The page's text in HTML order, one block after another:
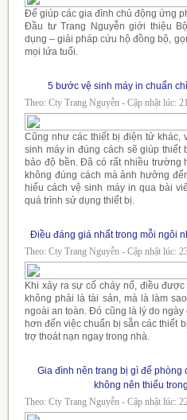
Để giúp các gia đình chủ động ứng
Đầu tư Trang Nguyễn giới thiệu
dụng – giải pháp cứu hộ đồng bộ,
mọi lứa tuổi.
5 bước vệ sinh máy in chuẩn
Theo: Cty Trang Nguyễn - Cập nhật lúc:
Cũng như các thiết bị điện tử khác,
sinh máy in đúng cách sẽ giúp thiết
bảo độ bền. Đã có rất nhiều trường
không đúng cách mà ảnh hưởng
hiểu cách vệ sinh máy in qua bài
quá trình sử dụng thiết bị.
Điều đáng giá nhất trong mỗi ngôi
Theo: Cty Trang Nguyễn - Cập nhật lúc:
Khi xảy ra sự cố cháy nổ, điều
không phải là tài sản, mà là làm
ngoài an toàn. Đó cũng là lý do
hơn đến việc chuẩn bị sẵn các thiết
trợ thoát nạn ngay trong nhà.
Gia đình nên trang bị gì để phòng
không nên thiếu
Theo: Cty Trang Nguyễn - Cập nhật lúc: